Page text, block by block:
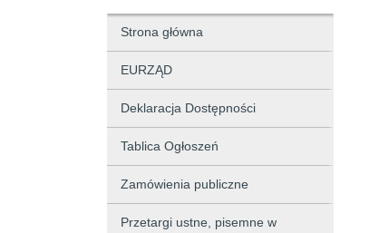
Strona główna
EURZĄD
Deklaracja Dostępności
Tablica Ogłoszeń
Zamówienia publiczne
Przetargi ustne, pisemne w